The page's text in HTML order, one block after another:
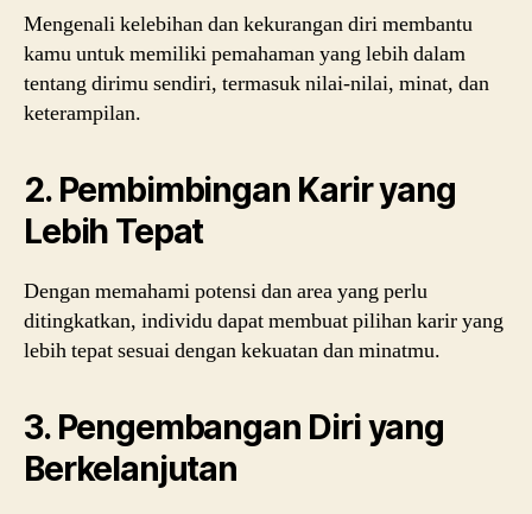
Mengenali kelebihan dan kekurangan diri membantu
kamu untuk memiliki pemahaman yang lebih dalam
tentang dirimu sendiri, termasuk nilai-nilai, minat, dan
keterampilan.
2. Pembimbingan Karir yang
Lebih Tepat
Dengan memahami potensi dan area yang perlu
ditingkatkan, individu dapat membuat pilihan karir yang
lebih tepat sesuai dengan kekuatan dan minatmu.
3. Pengembangan Diri yang
Berkelanjutan